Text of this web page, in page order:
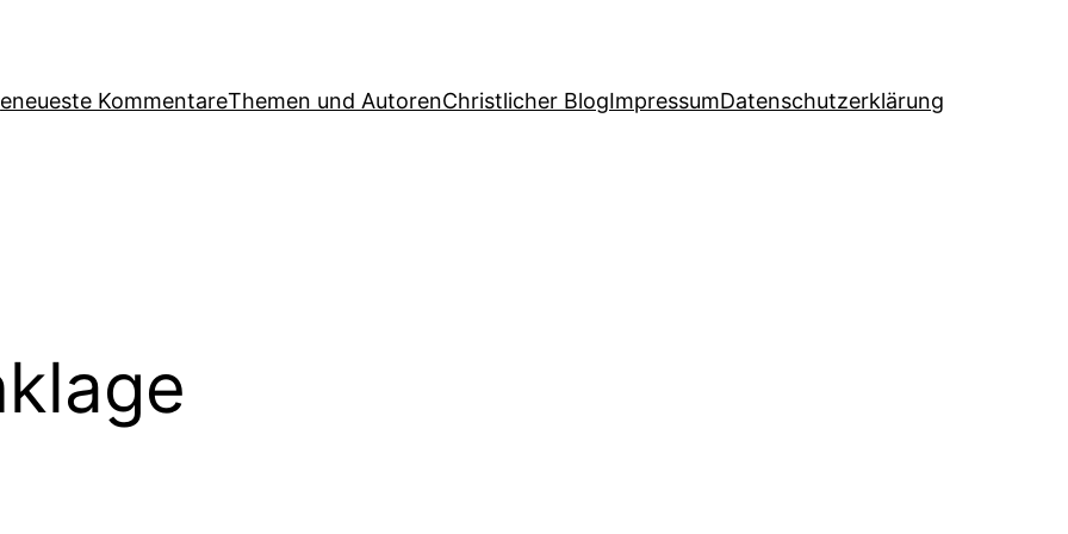
neueste KommentareThemen und AutorenChristlicher BlogImpressumDatenschutzerklärung